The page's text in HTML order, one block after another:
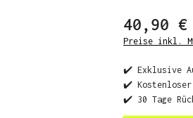
40,90 €
Preise inkl.
✔️ Exklusive
✔️ Kostenloser
✔️ 30 Tage